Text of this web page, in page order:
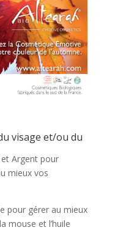
visage et/ou du
Argent pour
mieux vos
pour gérer au mieux
mouse et l’huile